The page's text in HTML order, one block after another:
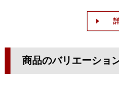
商品のバリエーショ